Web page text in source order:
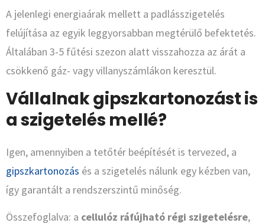
A jelenlegi energiaárak mellett a padlásszigetelés
felújítása az egyik leggyorsabban megtérülő befektetés.
Általában 3-5 fűtési szezon alatt visszahozza az árát a
csökkenő gáz- vagy villanyszámlákon keresztül.
Vállalnak gipszkartonozást is
a szigetelés mellé?
Igen, amennyiben a tetőtér beépítését is tervezed, a
gipszkartonozás és a szigetelés nálunk egy kézben van,
így garantált a rendszerszintű minőség.
Összefoglalva: a cellulóz ráfújható régi szigetelésre,